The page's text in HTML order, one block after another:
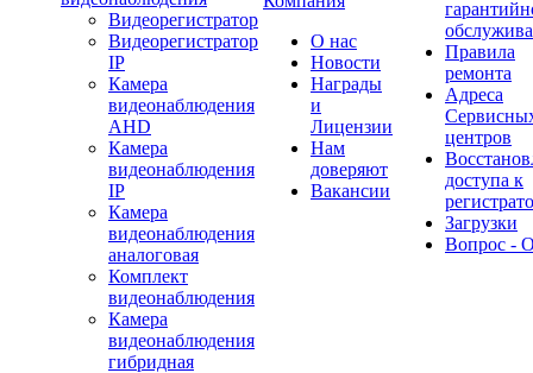
Видеорегистратор
Видеорегистратор
IP
Камера
видеонаблюдения
AHD
Камера
видеонаблюдения
IP
Камера
видеонаблюдения
аналоговая
Комплект
видеонаблюдения
Камера
видеонаблюдения
гибридная
О нас
Новости
Награды
и
Лицензии
Нам
доверяют
Вакансии
Правила
ремонта
Адреса
центров
доступа к
Загрузки
Вопрос -